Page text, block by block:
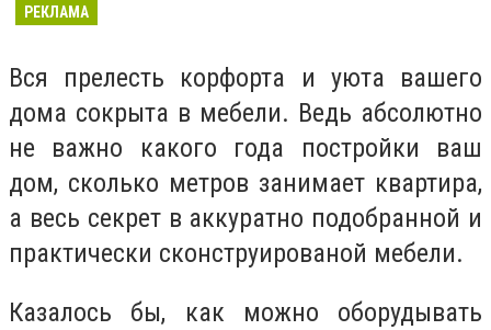
РЕКЛАМА
Вся прелесть корфорта и уюта вашего
дома сокрыта в мебели. Ведь абсолютно
не важно какого года постройки ваш
дом, сколько метров занимает квартира,
а весь секрет в аккуратно подобранной и
практически сконструированой мебели.
Казалось бы, как можно оборудывать